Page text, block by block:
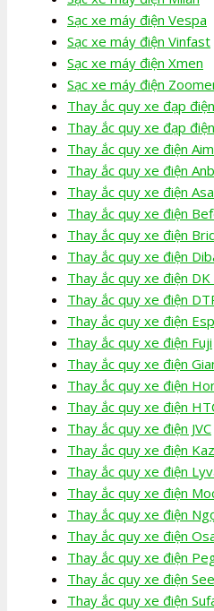
Sạc xe máy điện Vespa
Sạc xe máy điện Vinfast
Sạc xe máy điện Xmen
Sạc xe máy điện
Thay ắc quy xe đạp
Thay ắc quy xe đạp
Thay ắc quy xe điện
Thay ắc quy xe điện
Thay ắc quy xe điện
Thay ắc quy xe điện
Thay ắc quy xe điện
Thay ắc quy xe điện
Thay ắc quy xe điện DK
Thay ắc quy xe điện
Thay ắc quy xe điện
Thay ắc quy xe điện Fuji
Thay ắc quy xe điện
Thay ắc quy xe điện
Thay ắc quy xe điện
Thay ắc quy xe điện JVC
Thay ắc quy xe điện
Thay ắc quy xe điện
Thay ắc quy xe điện
Thay ắc quy xe điện
Thay ắc quy xe điện
Thay ắc quy xe điện
Thay ắc quy xe điện
Thay ắc quy xe điện